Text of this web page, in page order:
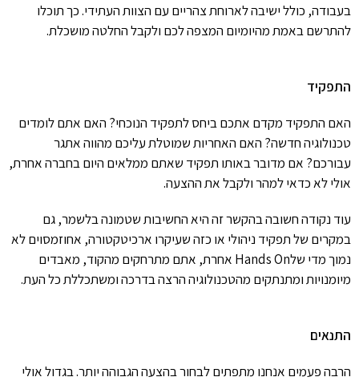
בעבודה, כולל ישיבה לארוחת צהריים עם הצוות העתידי. כך תוכלו
להתרשם באמת מהיומיום המצפה לכם ולקבל החלטה מושכלת.
התפקיד
האם התפקיד מקדם אתכם ביחס לתפקיד הנוכחי? האם אתם לומדים
טכנולוגיה חדשה? האם האחריות שמוטלת עליכם מהווה אתגר
עבורכם? אם מדובר באותו תפקיד שאתם ממלאים היום בחברה אחרת,
אולי לא כדאי למהר ולקבל את ההצעה.
עוד נקודה חשובה בהקשר זה היא החשיבות שטמונה בלשמר, גם
במקרים של תפקיד ניהולי או כזה שעיקרו ארכיטקטורה, אחוזמסוים לא
נמוך מדי שלHands On אחרת, אתם מתרחקים מהקוד, מאבדים
מיומנויות ומתנתקים מהטכנולוגיה הרצה בדרכה ומשתכללת כל העת.
התנאים
הרבה פעמים אנחנו מתפתים לבחור בהצעה הגבוהה יותר. בגדול אולי